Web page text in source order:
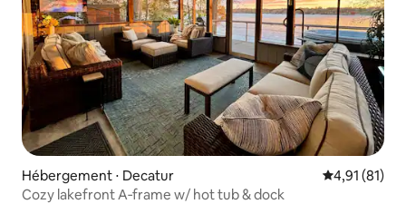
Hébergement ⋅ Decatur Évaluation
4,91 (81)
Cozy lakefront A‑frame w/ hot tub & dock